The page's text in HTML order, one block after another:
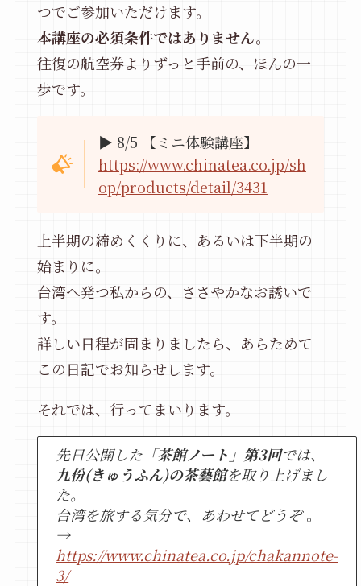
つでご参加いただけます。
本講座の必須条件ではありません。
往復の航空券よりずっと手前の、ほんの一
歩です。
▶ 8/5 【ミニ体験講座】
https://www.chinatea.co.jp/sh
op/products/detail/3431
上半期の締めくくりに、あるいは下半期の
始まりに。
台湾へ発つ私からの、ささやかなお誘いで
す。
詳しい日程が固まりましたら、あらためて
この日記でお知らせします。
それでは、行ってまいります。
先日公開した 「茶館ノート」第3回では、
九份(きゅうふん)の茶藝館を取り上げまし
た。
台湾を旅する気分で、あわせてどうぞ。
→
https://www.chinatea.co.jp/chakannote-
3/